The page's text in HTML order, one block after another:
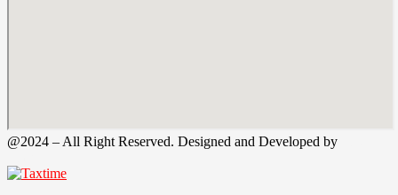
@2024 – All Right Reserved. Designed and Developed by